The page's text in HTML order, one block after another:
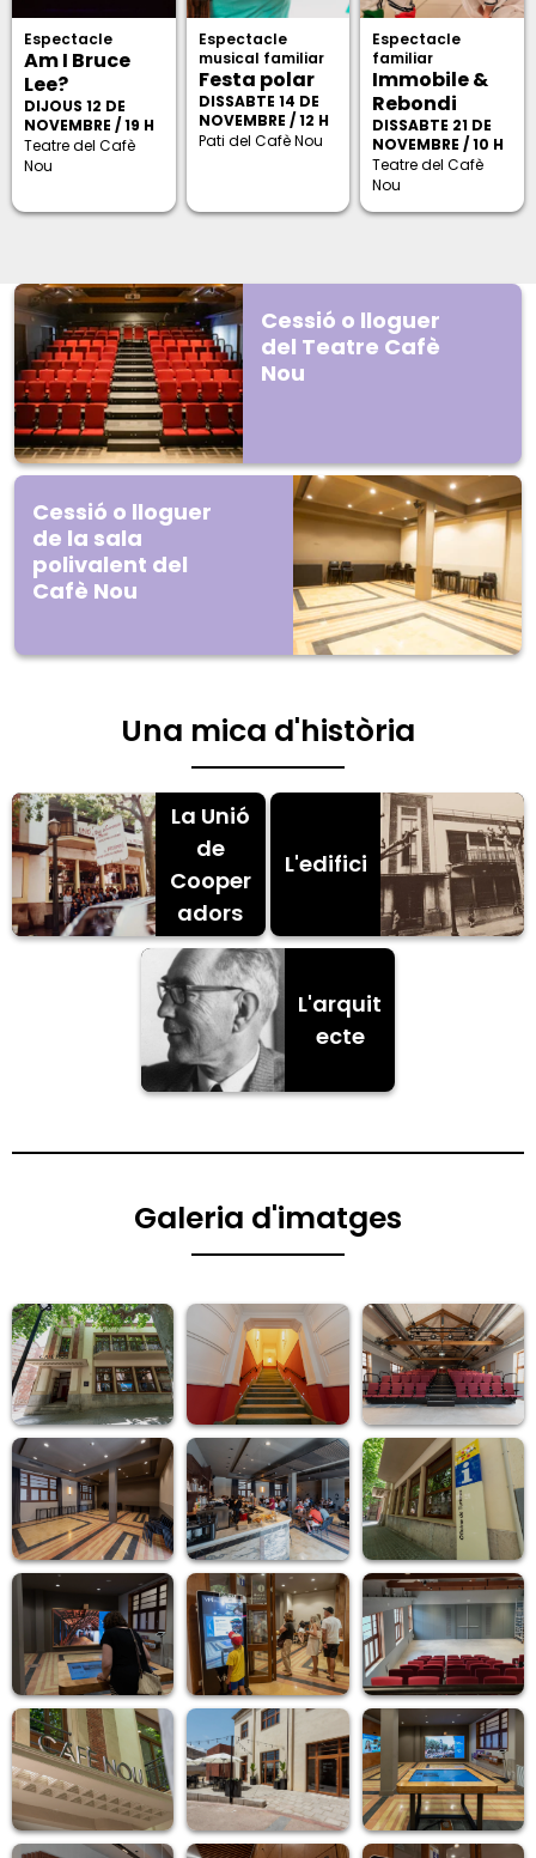
Espectacle
Am I Bruce
Lee?
DIJOUS 12 DE
NOVEMBRE / 19 H
Teatre del Cafè
Nou
Espectacle
musical familiar
Festa polar
DISSABTE 14 DE
NOVEMBRE / 12 H
Pati del Cafè Nou
Espectacle
familiar
Immobile &
Rebondi
DISSABTE 21 DE
NOVEMBRE / 10 H
Teatre del Cafè
Nou
Cessió o lloguer
del Teatre Cafè
Nou
Cessió o lloguer
de la sala
polivalent del
Cafè Nou
Una mica d'història
La Unió
de
Cooper
adors
L'edifici
L'arquit
ecte
Galeria d'imatges